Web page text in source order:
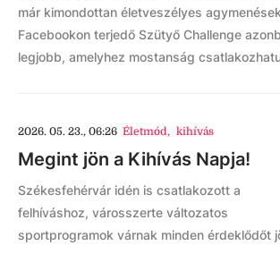
már kimondottan életveszélyes
Facebookon terjedő Szütyő Challenge
legjobb, amelyhez mostanság
2026. 05. 23., 06:26 Életmód, kihívás
Megint jön a Kihívás Napja!
Székesfehérvár idén is csatlakozott a
felhíváshoz, városszerte változatos
sportprogramok várnak minden érdeklődőt